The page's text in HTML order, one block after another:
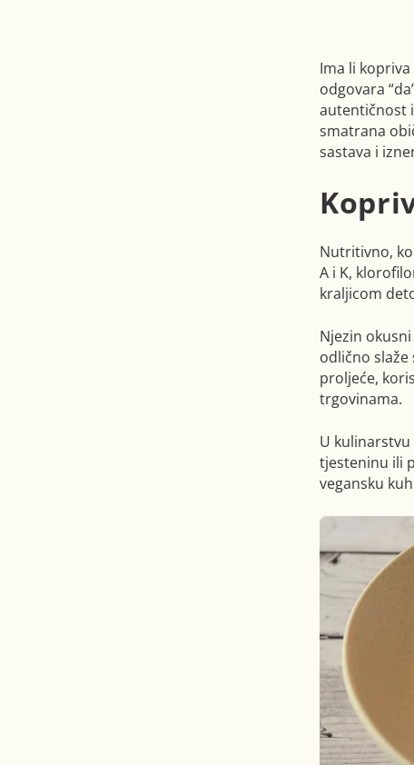
Ima li
odgovara
autentičnost
smatrana
sastava i
Nutritivno,
A i K,
kraljicom
Njezin
odlično
proljeće,
trgovinama.
U
tjesteninu ili
vegansku